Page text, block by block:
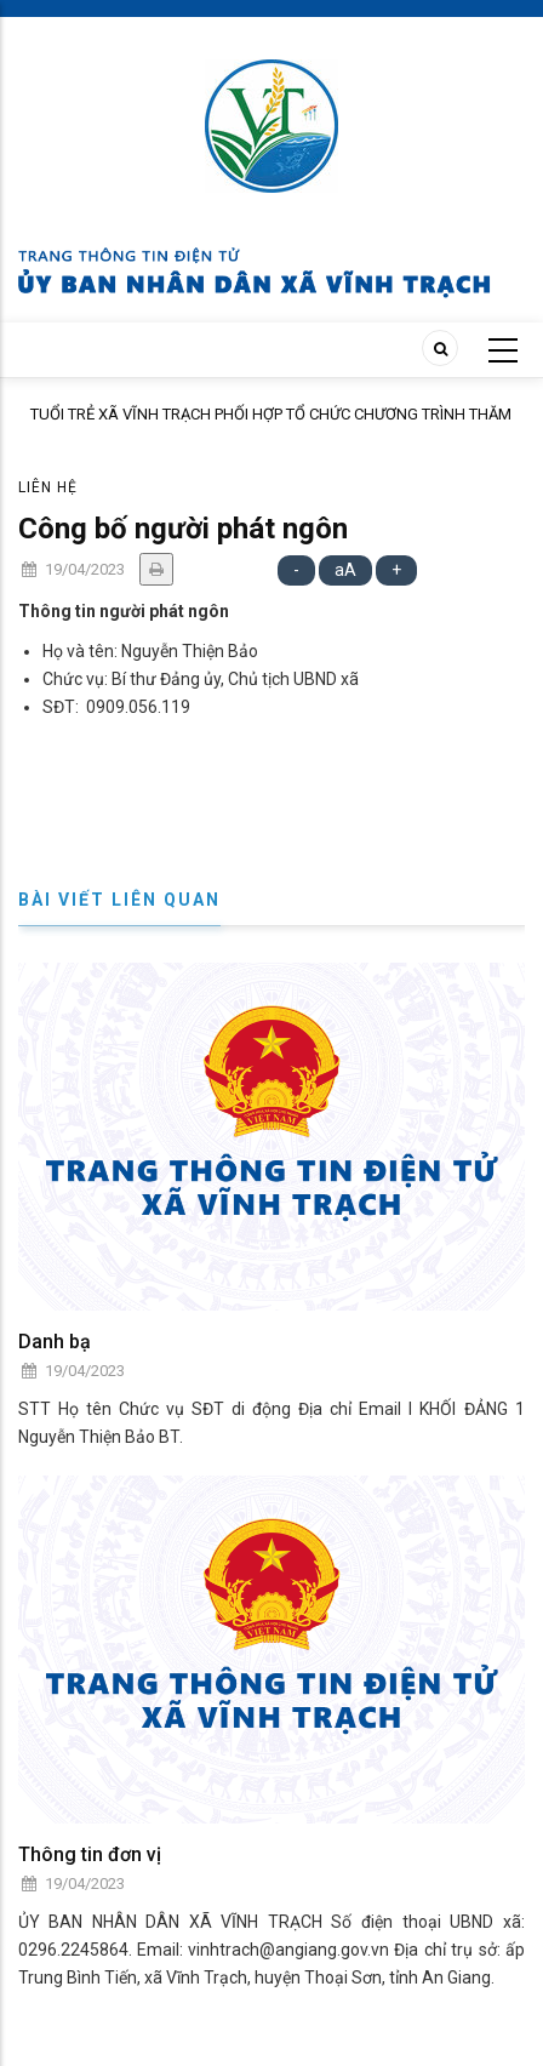
Skip
TUỔI TRẺ XÃ VĨNH TRẠCH PHỐI HỢP TỔ CHỨC CHƯƠNG TRÌNH THĂM
LIÊN HỆ
Công bố người phát ngôn
19/04/2023 - aA +
Thông tin người phát ngôn
Họ và tên: Nguyễn Thiện Bảo
Chức vụ: Bí thư Đảng ủy, Chủ tịch UBND xã
SĐT: 0909.056.119
BÀI VIẾT LIÊN QUAN
Danh bạ
19/04/2023
STT Họ tên Chức vụ SĐT di động Địa chỉ Email I KHỐI ĐẢNG 1
Nguyễn Thiện Bảo BT.
Thông tin đơn vị
19/04/2023
ỦY BAN NHÂN DÂN XÃ VĨNH TRẠCH Số điện thoại UBND xã:
0296.2245864. Email: vinhtrach@angiang.gov.vn Địa chỉ trụ sở: ấp